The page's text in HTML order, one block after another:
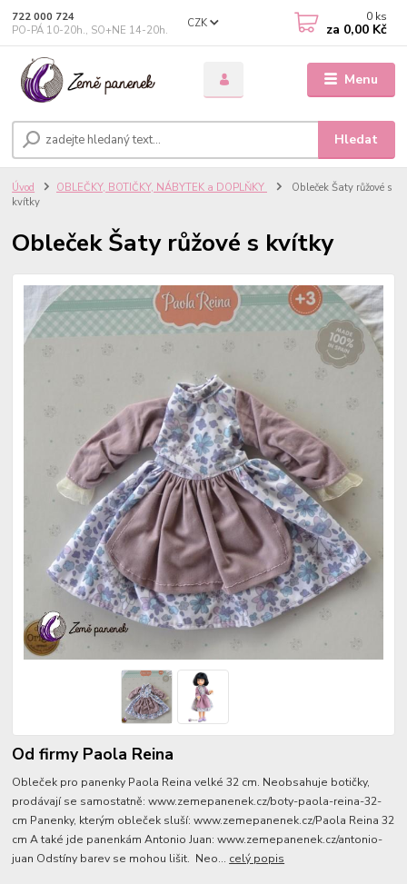
Menu
CZK
Hledat
722 000 724
PO-PÁ 10-20h., SO+NE 14-20h.
0 ks
za 0,00 Kč
Úvod OBLEČKY, BOTIČKY, NÁBYTEK a DOPLŇKY
Obleček Šaty růžové s
kvítky
Obleček Šaty růžové s kvítky
Od firmy Paola Reina
Obleček pro panenky Paola Reina velké 32 cm. Neobsahuje botičky,
prodávají se samostatně: www.zemepanenek.cz/boty-paola-reina-32-
cm Panenky, kterým obleček sluší: www.zemepanenek.cz/Paola Reina 32
cm A také jde panenkám Antonio Juan: www.zemepanenek.cz/antonio-
juan Odstíny barev se mohou lišit. Neo... celý popis